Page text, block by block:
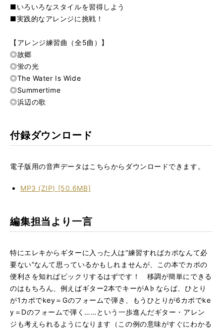
■いろいろなスタイルを習得しよう
■実践的なアレンジに挑戦！
【アレンジ練習曲（全5曲）】
◎故郷
◎蛍の光
◎The Water Is Wide
◎Summertime
◎浜辺の歌
付録ダウンロード
電子版用の音声データはこちらからダウンロードできます。
MP3 (ZIP) [50.6MB]
編集担当より一言
特にエレキからギターに入った人は“練習すればカポなんて必
要ない”なんて思っているかもしれませんが、この本でカポの
便利さを知ればビックリするはずです！ 移調が簡単にできる
のはもちろん、例えばギター2本でキーがA♭ならば、ひとり
が1カポでkey＝Gのフォームで弾き、もうひとりが6カポでke
y＝Dのフォームで弾く……という一歩進んだギター・アレン
ジも考えられるようになります（この例の意味がすぐにわかる